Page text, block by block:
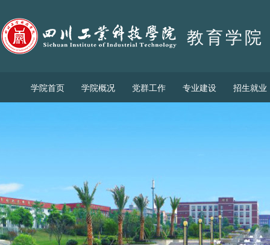
教育学院
学院首页 学院概况 党群工作 专业建设 招生就业